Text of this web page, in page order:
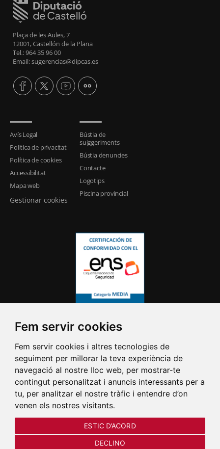
Fem servir cookies
Fem servir cookies i altres tecnologies de
seguiment per millorar la teva experiència de
navegació al nostre lloc web, per mostrar-te
contingut personalitzat i anuncis interessants per a
tu, per analitzar el nostre tràfic i entendre d’on
venen els nostres visitants.
ESTIC D’ACORD
DECLINO
Plaça de les Aules, 7
12001, Castellón de la Plana
Tel.: 964 35 96 00
Email: sugerencias@dipcas.es
Avís Legal
Política de privacitat
Política de cookies
Accessibilitat
Mapa web
Gestionar cookies
Bústia de
suiggeriments
Bústia denuncies
Contacte
Logotips
Piscina provincial